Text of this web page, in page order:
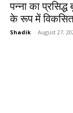
पन्ना का
के रूप में विकसित
Shadik - August 27,